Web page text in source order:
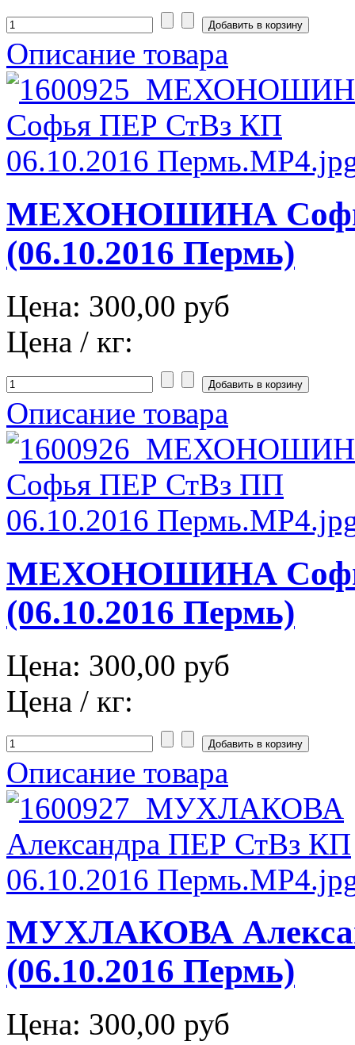
Описание товара
МЕХОНОШИНА
(06.10.2016 Пермь)
Цена: 300,00 руб
Цена / кг:
Описание товара
МЕХОНОШИНА
(06.10.2016 Пермь)
Цена: 300,00 руб
Цена / кг:
Описание товара
МУХЛАКОВА
(06.10.2016 Пермь)
Цена: 300,00 руб